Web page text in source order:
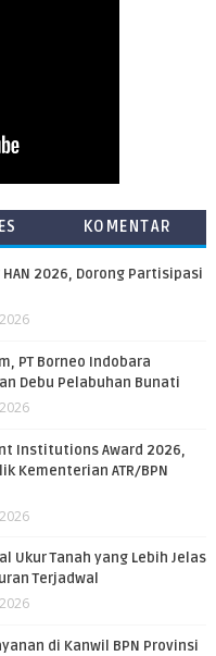
KOMENTAR
2026, Dorong Partisipasi
PT Borneo Indobara
Debu Pelabuhan Bunati
Institutions Award 2026,
Kementerian ATR/BPN
Ukur Tanah yang Lebih Jelas
Terjadwal
di Kanwil BPN Provinsi